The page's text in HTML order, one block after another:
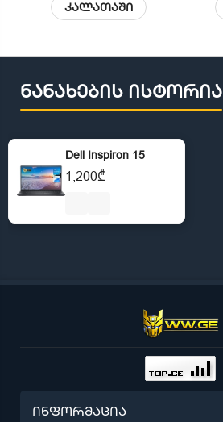
კალათაში
ნანახების ისტორია
Dell Inspiron 15
1,200₾
ინფორმაცია